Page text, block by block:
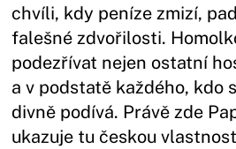
chvíli, kdy peníze zmizí,
falešné zdvořilosti.
podezřívat nejen ostatní
a v podstatě každého, kdo
divně podívá. Právě zde
ukazuje tu českou